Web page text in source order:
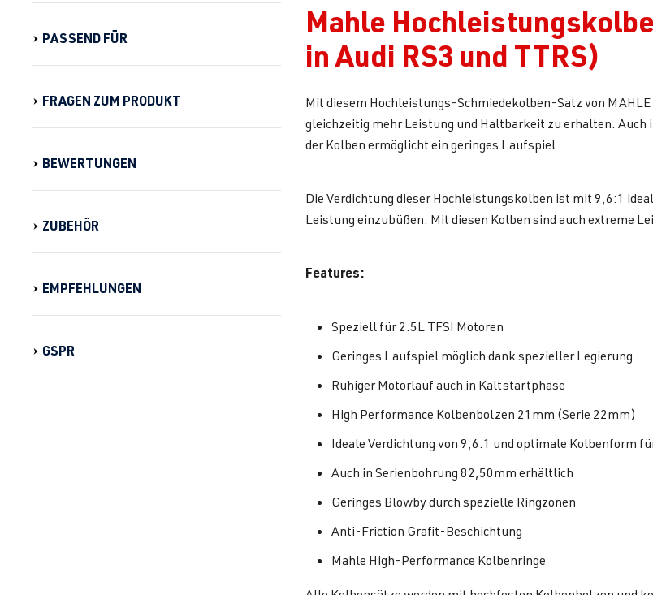
PASSEND FÜR
FRAGEN ZUM PRODUKT
BEWERTUNGEN
ZUBEHÖR
EMPFEHLUNGEN
GSPR
Mahle
in Audi RS3 und TTRS)
Mit diesem Hochleistungs-Schmiedekolben-Satz von
gleichzeitig mehr Leistung und Haltbarkeit zu erhalten.
der Kolben ermöglicht ein geringes Laufspiel.
Die Verdichtung dieser Hochleistungskolben ist mit 9,6:1
Leistung einzubüßen. Mit diesen Kolben sind auch extreme
Features:
Speziell für 2.5L TFSI Motoren
Geringes Laufspiel möglich dank spezieller Legierung
Ruhiger Motorlauf auch in Kaltstartphase
High Performance Kolbenbolzen 21mm (Serie 22mm)
Ideale Verdichtung von 9,6:1 und optimale Kolbenform
Auch in Serienbohrung 82,50mm erhältlich
Geringes Blowby durch spezielle Ringzonen
Anti-Friction Grafit-Beschichtung
Mahle High-Performance Kolbenringe